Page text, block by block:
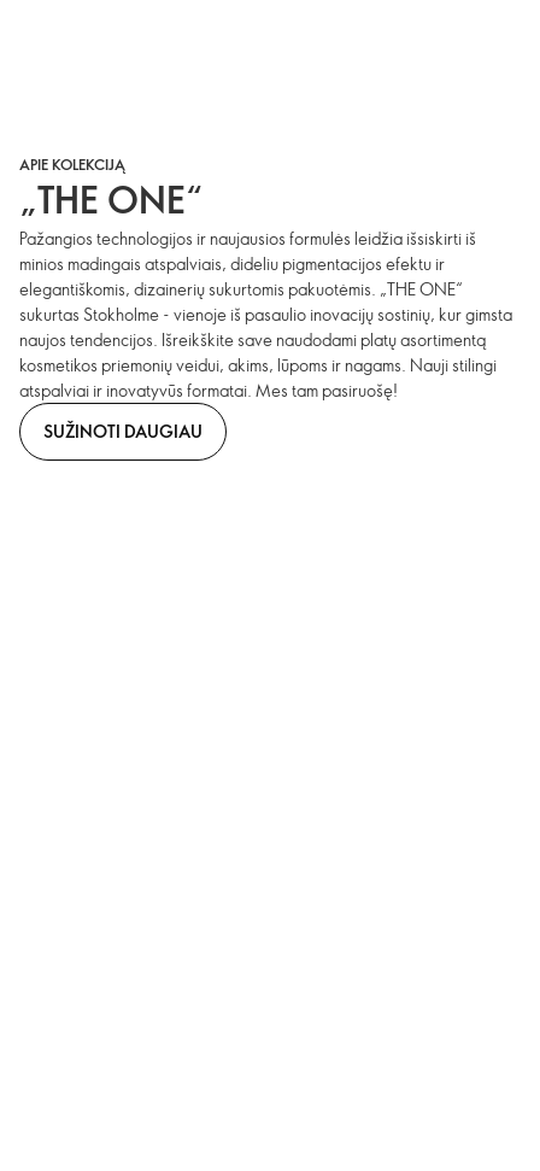
APIE KOLEKCIJĄ
„THE ONE“
Pažangios technologijos ir naujausios formulės leidžia išsiskirti iš
minios madingais atspalviais, dideliu pigmentacijos efektu ir
elegantiškomis, dizainerių sukurtomis pakuotėmis. „THE ONE“
sukurtas Stokholme - vienoje iš pasaulio inovacijų sostinių, kur gimsta
naujos tendencijos. Išreikškite save naudodami platų asortimentą
kosmetikos priemonių veidui, akims, lūpoms ir nagams. Nauji stilingi
atspalviai ir inovatyvūs formatai. Mes tam pasiruošę!
SUŽINOTI DAUGIAU